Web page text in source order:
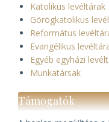
Katolikus levéltárak
Görögkatolikus
Református
Evangélikus
Egyéb egyházi
Munkatársak
Támogatók